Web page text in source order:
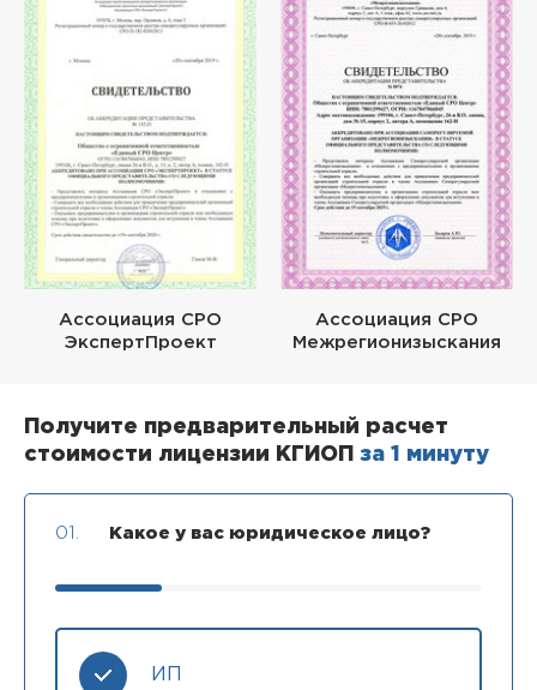
Ассоциация СРО
ЭкспертПроект
Ассоциация СРО
Межрегионизыскания
Получите предварительный расчет
стоимости лицензии КГИОП за 1 минуту
01. Какое у вас юридическое лицо?
ИП